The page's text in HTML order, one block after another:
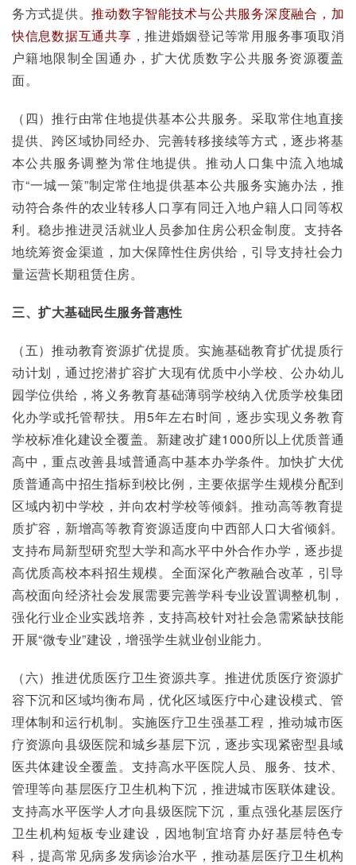
务方式提供。推动数字智能技术与公共服务深度融合，加
快信息数据互通共享 ，推进婚姻登记等常用服务事项取消
户籍地限制全国通办，扩大优质数字公共服务资源覆盖
面。
（四）推行由常住地提供基本公共服务。采取常住地直接
提供、跨区域协同经办、完善转移接续等方式，逐步将基
本公共服务调整为常住地提供。推动人口集中流入地城
市“一城一策”制定常住地提供基本公共服务实施办法，推
动符合条件的农业转移人口享有同迁入地户籍人口同等权
利。稳步推进灵活就业人员参加住房公积金制度。支持各
地统筹资金渠道，加大保障性住房供给，引导支持社会力
量运营长期租赁住房。
三、扩大基础民生服务普惠性
（五）推动教育资源扩优提质。实施基础教育扩优提质行
动计划，通过挖潜扩容扩大现有优质中小学校、公办幼儿
园学位供给，将义务教育基础薄弱学校纳入优质学校集团
化办学或托管帮扶。用5年左右时间，逐步实现义务教育
学校标准化建设全覆盖。新建改扩建1000所以上优质普通
高中，重点改善县域普通高中基本办学条件。加快扩大优
质普通高中招生指标到校比例，主要依据学生规模分配到
区域内初中学校，并向农村学校等倾斜。推动高等教育提
质扩容，新增高等教育资源适度向中西部人口大省倾斜。
支持布局新型研究型大学和高水平中外合作办学，逐步提
高优质高校本科招生规模。全面深化产教融合改革，引导
高校面向经济社会发展需要完善学科专业设置调整机制，
强化行业企业实践培养，支持高校针对社会急需紧缺技能
开展“微专业”建设，增强学生就业创业能力。
（六）推进优质医疗卫生资源共享。推进优质医疗资源扩
容下沉和区域均衡布局，优化区域医疗中心建设模式、管
理体制和运行机制。实施医疗卫生强基工程，推动城市医
疗资源向县级医院和城乡基层下沉，逐步实现紧密型县域
医共体建设全覆盖。支持高水平医院人员、服务、技术、
管理等向基层医疗卫生机构下沉，推进城市医联体建设。
支持高水平医学人才向县级医院下沉，重点强化基层医疗
卫生机构短板专业建设，因地制宜培育办好基层特色专
科，提高常见病多发病诊治水平，推动基层医疗卫生机构